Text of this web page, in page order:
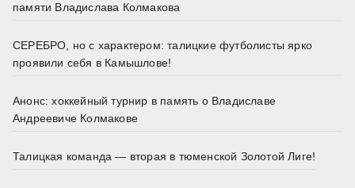
памяти Владислава Колмакова
СЕРЕБРО, но с характером: талицкие футболисты ярко
проявили себя в Камышлове!
Анонс: хоккейный турнир в память о Владиславе
Андреевиче Колмакове
Талицкая команда — вторая в тюменской Золотой Лиге!